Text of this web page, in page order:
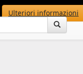
Ulteriori informazioni